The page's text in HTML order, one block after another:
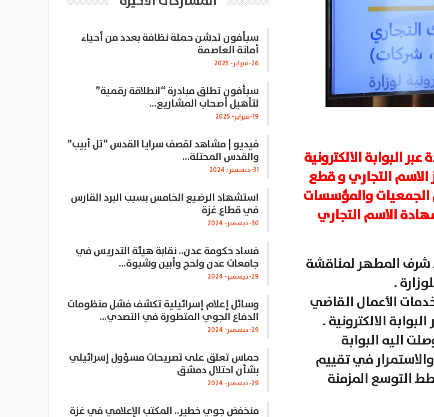
البوابة الالكترونية
الاسم التجاري و قطع
الجمعيات والمؤسسات
الاسم التجاري
شرف المطهر لمناقشة
.
الأعمال القاضي
الالكترونية .
اليه البوابة
والاستمرار في تقييم
التوسع المزمنة
سبأفون تدشن حملة نظافة بعدد من أحياء
أمانة العاصمة
26-فبراير- 2025
سبأفون تطلق مبادرة “انطلاقة رقمية”
لتأهيل أصحاب المشاريع…
19-فبراير- 2025
فيديو | مشاهد لقصف سرايا القدس “تل أبيب”
والقدس المحتلة…
31-ديسمبر- 2024
استشهاد الرضيع الخامس بسبب البرد القارس
في قطاع غزة
30-ديسمبر- 2024
فساد حكومة عدن.. نقابة هيئة التدريس في
جامعات عدن ولحج وأبين وشبوة…
29-ديسمبر- 2024
وسائل إعلام إسرائيلية تكشف فشل منظومات
الدفاع الجوي المتطورة في التصدي…
29-ديسمبر- 2024
حماس تعلق على تصريحات مسؤول إسرائيلي
بشأن احتلال دمشق
29-ديسمبر- 2024
منخفض جوي خطير.. المكتب الإعلامي في غزة